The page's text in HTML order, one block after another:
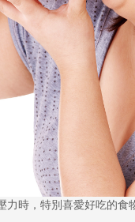
力時，特別喜愛好吃的食